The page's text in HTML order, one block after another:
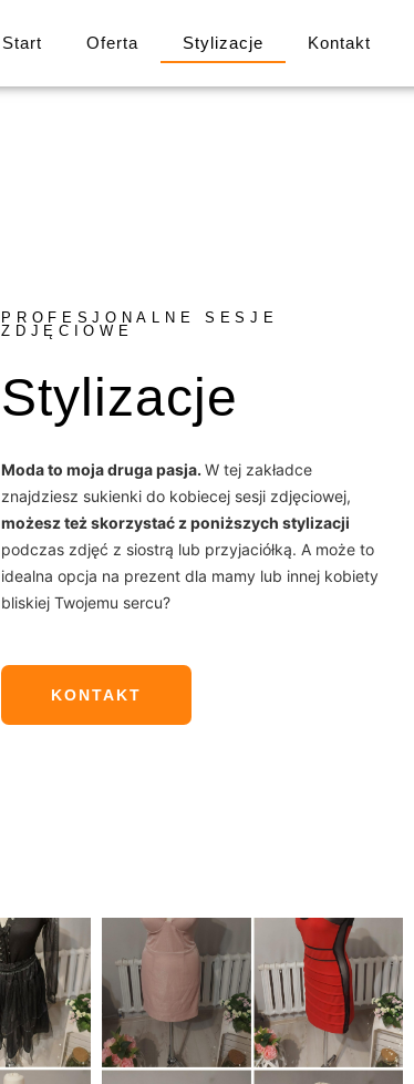
Start Oferta Stylizacje Kontakt
PROFESJONALNE SESJE
ZDJĘCIOWE
Stylizacje
Moda to moja druga pasja.W tej zakładce
znajdziesz sukienki do kobiecej sesji zdjęciowej,
możesz też skorzystać z poniższych stylizacji
podczas zdjęć z siostrą lub przyjaciółką. A może to
idealna opcja na prezent dla mamy lub innej kobiety
bliskiej Twojemu sercu?
KONTAKT